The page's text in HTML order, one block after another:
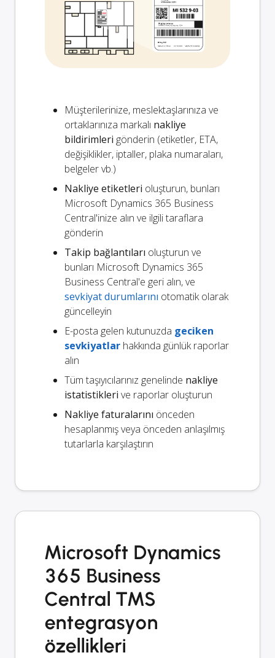
Müşterilerinize, meslektaşlarınıza ve
ortaklarınıza markalı nakliye
bildirimleri gönderin (etiketler, ETA,
değişiklikler, iptaller, plaka numaraları,
belgeler vb.)
Nakliye etiketleri oluşturun, bunları
Microsoft Dynamics 365 Business
Central'inize alın ve ilgili taraflara
gönderin
Takip bağlantıları oluşturun ve
bunları Microsoft Dynamics 365
Business Central'e geri alın, ve
sevkiyat durumlarını otomatik olarak
güncelleyin
E-posta gelen kutunuzda geciken
sevkiyatlar hakkında günlük raporlar
alın
Tüm taşıyıcılarınız genelinde nakliye
istatistikleri ve raporlar oluşturun
Nakliye faturalarını önceden
hesaplanmış veya önceden anlaşılmış
tutarlarla karşılaştırın
Microsoft Dynamics
365 Business
Central TMS
entegrasyon
özellikleri